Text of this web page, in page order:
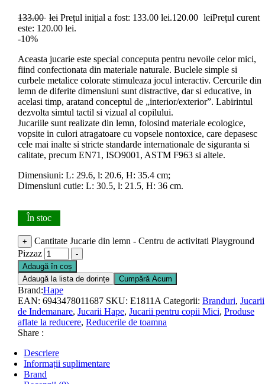
133.00 lei Prețul inițial a fost: 133.00 lei.120.00 leiPrețul curent
este: 120.00 lei.
-10%
Aceasta jucarie este special conceputa pentru nevoile celor mici,
fiind confectionata din materiale naturale. Buclele simple si
curbele metalice colorate stimuleaza jocul interactiv. Cercurile din
lemn de diferite dimensiuni sunt distractive, dar si educative, in
acelasi timp, aratand conceptul de „interior/exterior”. Labirintul
dezvolta simtul tactil si vizual al copilului.
Jucariile sunt realizate din lemn, folosind materiale ecologice,
vopsite in culori atragatoare cu vopsele nontoxice, care depasesc
cele mai inalte si stricte standarde internationale de siguranta si
calitate, precum EN71, ISO9001, ASTM F963 si altele.
Dimensiuni: L: 29.6, l: 20.6, H: 35.4 cm;
Dimensiuni cutie: L: 30.5, l: 21.5, H: 36 cm.
În stoc
+
Cantitate Jucarie din lemn - Centru de activitati Playground
Pizzaz
-
Adaugă în coș
Adaugă la lista de dorințe
Cumpără Acum
Brand:Hape
EAN: 6943478011687 SKU: E1811A Categorii: Branduri, Jucarii
de Indemanare, Jucarii Hape, Jucarii pentru copii Mici, Produse
aflate la reducere, Reducerile de toamna
Share :
Descriere
Informații suplimentare
Brand